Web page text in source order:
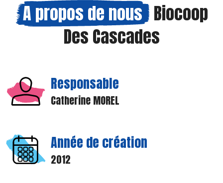
A propos de nous Biocoop
Des Cascades
Responsable
Catherine MOREL
Année de création
2012